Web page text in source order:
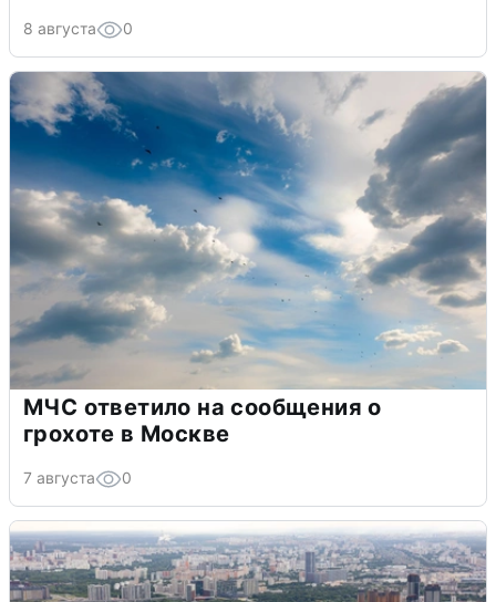
8 августа 0
МЧС ответило на сообщения о
грохоте в Москве
7 августа 0